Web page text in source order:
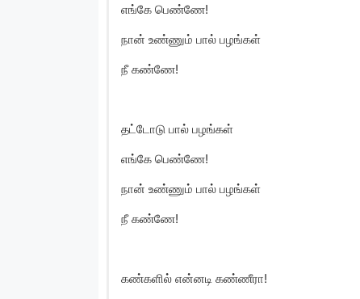
எங்கே பெண்ணே!
நான் உண்ணும் பால் பழங்கள்
நீ கண்ணே!
தட்டோடு பால் பழங்கள்
எங்கே பெண்ணே!
நான் உண்ணும் பால் பழங்கள்
நீ கண்ணே!
கண்களில் என்னடி கண்ணீரா!